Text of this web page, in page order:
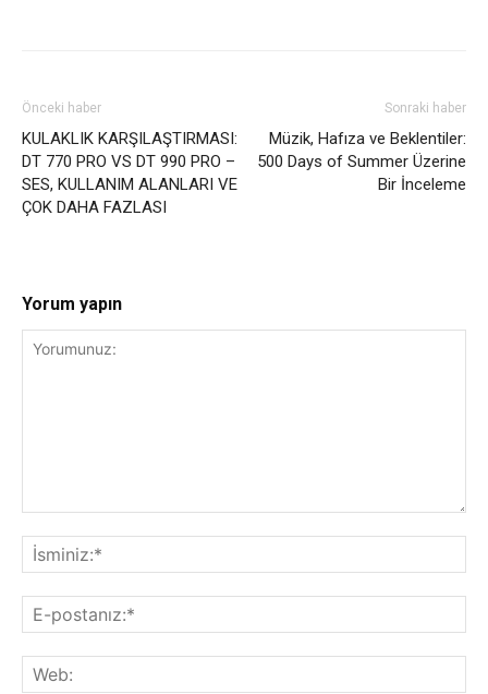
Önceki haber
KULAKLIK KARŞILAŞTIRMASI:
DT 770 PRO VS DT 990 PRO –
SES, KULLANIM ALANLARI VE
ÇOK DAHA FAZLASI
Sonraki haber
Müzik, Hafıza ve Beklentiler:
500 Days of Summer Üzerine
Bir İnceleme
Yorum yapın